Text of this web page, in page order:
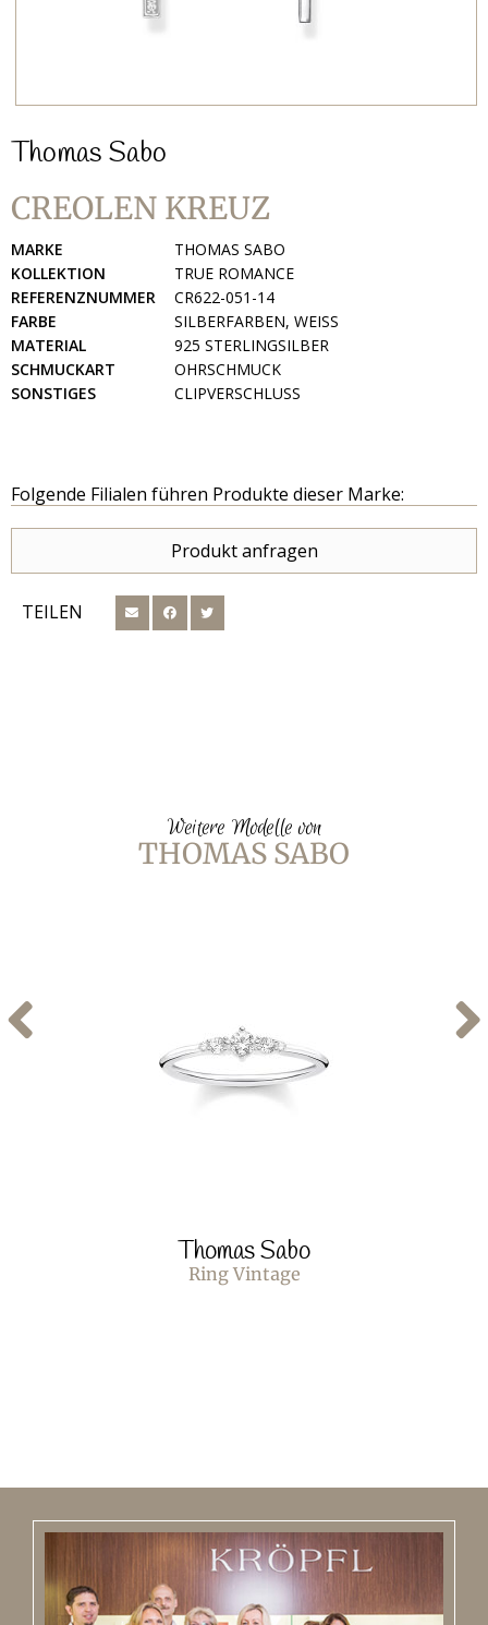
Thomas Sabo
CREOLEN KREUZ
MARKE
THOMAS SABO
KOLLEKTION
TRUE ROMANCE
REFERENZNUMMER
CR622-051-14
FARBE
SILBERFARBEN, WEISS
MATERIAL
925 STERLINGSILBER
SCHMUCKART
OHRSCHMUCK
SONSTIGES
CLIPVERSCHLUSS
Folgende Filialen führen Produkte dieser Marke:
Produkt anfragen
TEILEN
Weitere Modelle von
THOMAS SABO
Thomas Sabo
Ring Vintage